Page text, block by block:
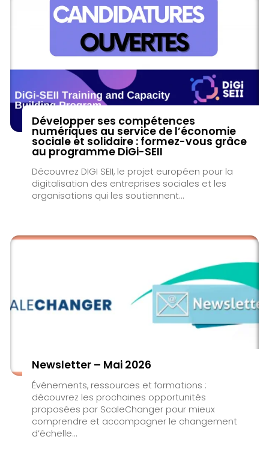
Développer ses compétences
numériques au service de l’économie
sociale et solidaire : formez-vous grâce
au programme DiGi-SEII
Découvrez DIGI SEII, le projet européen pour la
digitalisation des entreprises sociales et les
organisations qui les soutiennent...
Newsletter – Mai 2026
Événements, ressources et formations :
découvrez les prochaines opportunités
proposées par ScaleChanger pour mieux
comprendre et accompagner le changement
d’échelle...